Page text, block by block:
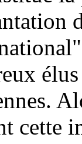
cette